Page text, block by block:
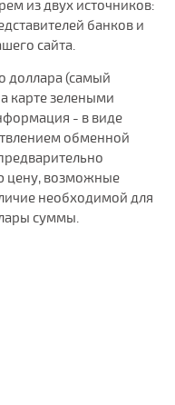
из двух источников:
банков и
сайта.
доллара (самый
карте зелеными
- в виде
обменной
цену, возможные
необходимой для
суммы.